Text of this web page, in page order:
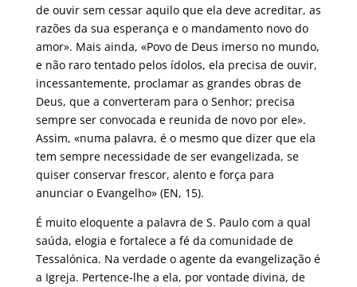
de ouvir sem cessar aquilo que ela deve acreditar, as
razões da sua esperança e o mandamento novo do
amor». Mais ainda, «Povo de Deus imerso no mundo,
e não raro tentado pelos ídolos, ela precisa de ouvir,
incessantemente, proclamar as grandes obras de
Deus, que a converteram para o Senhor; precisa
sempre ser convocada e reunida de novo por ele».
Assim, «numa palavra, é o mesmo que dizer que ela
tem sempre necessidade de ser evangelizada, se
quiser conservar frescor, alento e força para
anunciar o Evangelho» (EN, 15).
É muito eloquente a palavra de S. Paulo com a qual
saúda, elogia e fortalece a fé da comunidade de
Tessalónica. Na verdade o agente da evangelização é
a Igreja. Pertence-lhe a ela, por vontade divina, de